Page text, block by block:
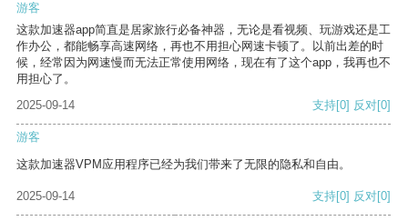
游客
这款加速器app简直是居家旅行必备神器，无论是看视频、玩游戏还是工
作办公，都能畅享高速网络，再也不用担心网速卡顿了。以前出差的时
候，经常因为网速慢而无法正常使用网络，现在有了这个app，我再也不
用担心了。
2025-09-14
支持[0] 反对[0]
游客
这款加速器VPM应用程序已经为我们带来了无限的隐私和自由。
2025-09-14 支持[0] 反对[0]